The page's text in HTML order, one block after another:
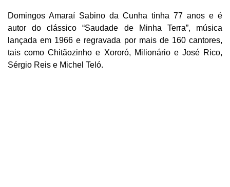
Domingos Amaraí Sabino da Cunha tinha 77 anos e é
autor do clássico “Saudade de Minha Terra”, música
lançada em 1966 e regravada por mais de 160 cantores,
tais como Chitãozinho e Xororó, Milionário e José Rico,
Sérgio Reis e Michel Teló.